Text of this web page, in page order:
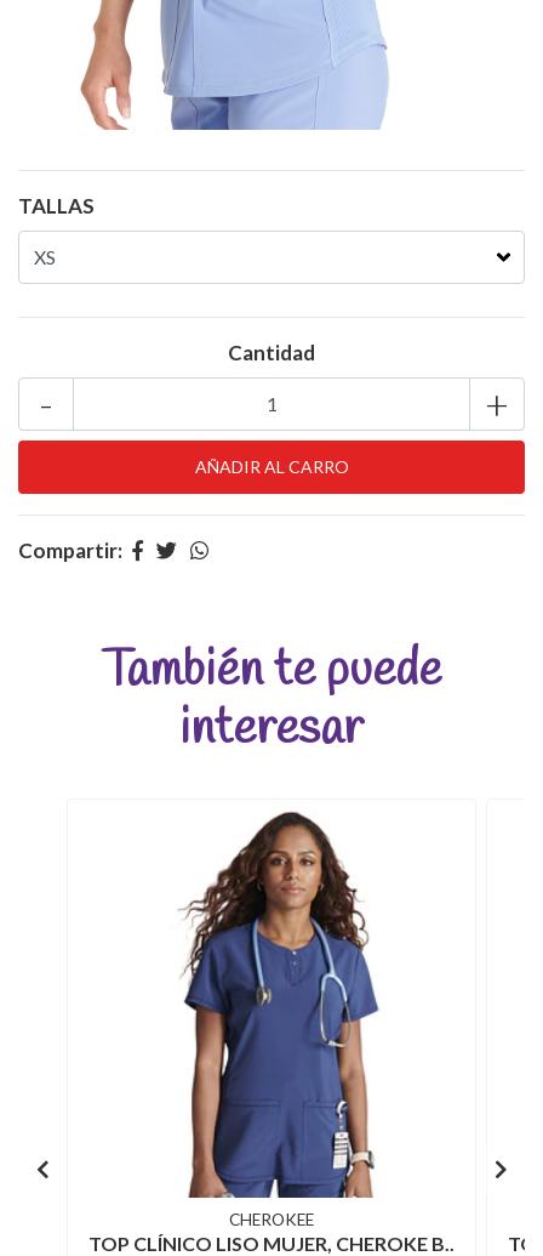
TALLAS
Cantidad
+
-
Compartir:
También te puede
interesar
CHEROKEE
TOP CLÍNICO LISO MUJER, CHEROKE B..